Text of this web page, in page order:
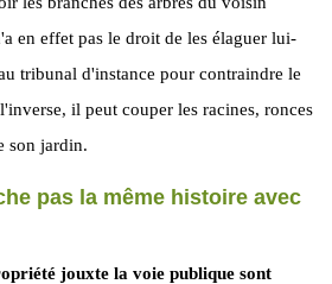
en effet pas le droit de les élaguer lui-
tribunal d'instance pour contraindre le
il peut couper les racines, ronces
son jardin.
pas la même histoire avec
jouxte la voie publique sont